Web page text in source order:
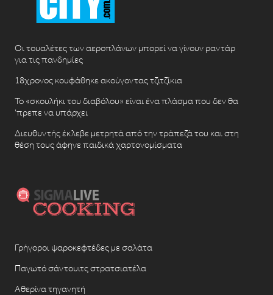
Οι τουαλέτες των αεροπλάνων μπορεί να γίνουν ραντάρ
για τις πανδημίες
18χρονος κουφάθηκε ακούγοντας τζιτζίκια
Το «σκουλήκι του διαβόλου» είναι ένα πλάσμα που δεν θα
‘πρεπε να υπάρχει
Διευθυντής έκλεβε μετρητά από την τράπεζά του και στη
θέση τους άφηνε παιδικά χαρτονομίσματα
Γρήγοροι ψαροκεφτέδες με σαλάτα
Παγωτό σάντουιτς στρατσιατέλα
Αθερίνα τηγανητή